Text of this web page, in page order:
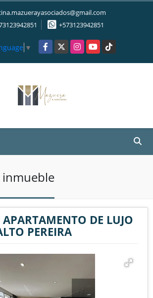
+573123942851
▼ Facebook
X InstagramYouTubeTikTok
inmueble
DE LUJO
PEREIRA